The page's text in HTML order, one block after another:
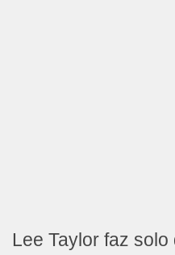
Lee Taylor faz solo